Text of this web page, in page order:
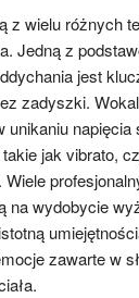
z wielu różnych
Jedną z
jest
zadyszki.
jak vibrato,
na wydobycie
zawarte w